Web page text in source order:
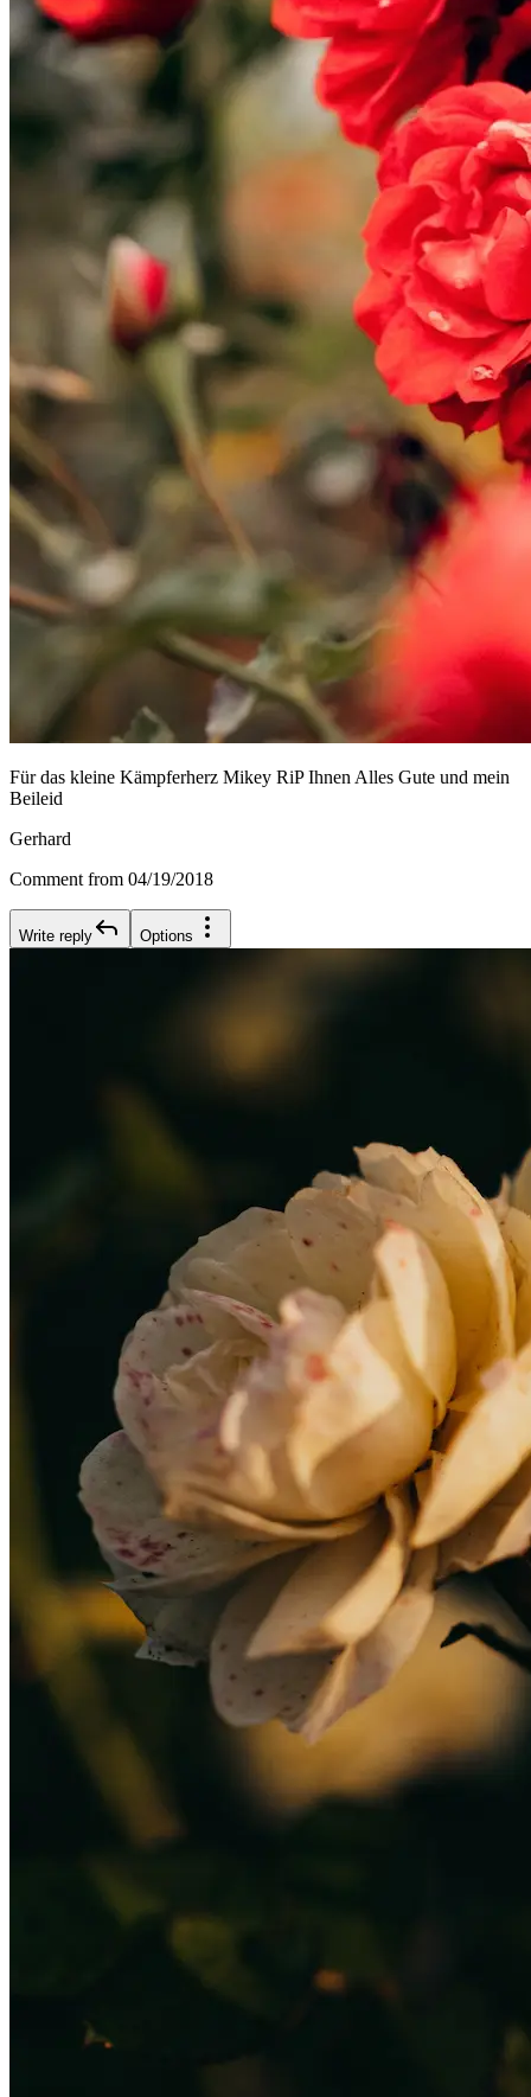
Für das kleine Kämpferherz Mikey RiP Ihnen Alles Gute und mein
Beileid
Gerhard
Comment from 04/19/2018
Write reply Options